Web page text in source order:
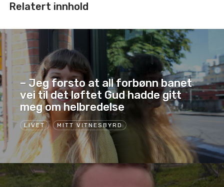
Relatert innhold
LIVET MITT VITNESBYRD
– Jeg forsto at all forbønn banet
vei til det løftet Gud hadde gitt
meg om helbredelse